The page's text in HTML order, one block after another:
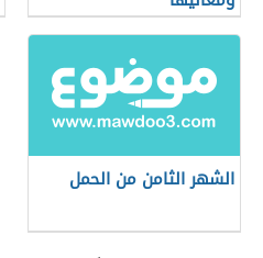
الشهر الثامن من الحمل